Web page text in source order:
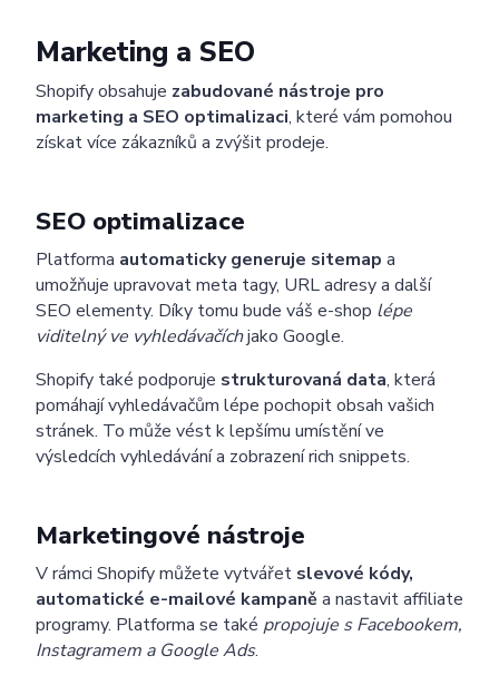
Marketing a SEO
Shopify obsahuje zabudované nástroje pro
marketing a SEO optimalizaci, které vám pomohou
získat více zákazníků a zvýšit prodeje.
SEO optimalizace
Platforma automaticky generuje sitemap a
umožňuje upravovat meta tagy, URL adresy a další
SEO elementy. Díky tomu bude váš e-shop lépe
viditelný ve vyhledávačíchjako Google.
Shopify také podporuje strukturovaná data, která
pomáhají vyhledávačům lépe pochopit obsah vašich
stránek. To může vést k lepšímu umístění ve
výsledcích vyhledávání a zobrazení rich snippets.
Marketingové nástroje
V rámci Shopify můžete vytvářet slevové kódy,
automatické e-mailové kampaně a nastavit affiliate
programy. Platforma se také propojuje s Facebookem,
Instagramem a Google Ads.